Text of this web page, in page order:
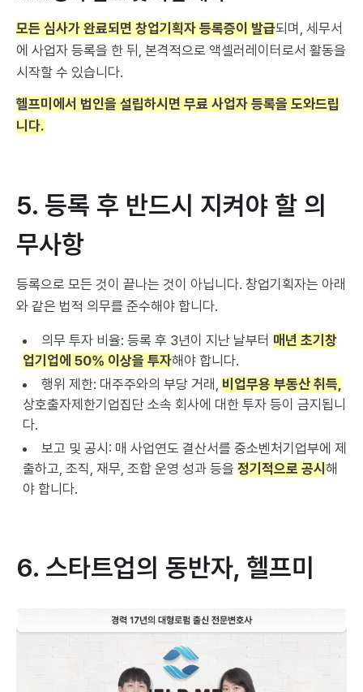
모든 심사가 완료되면 창업기획자 등록증이 발급되며, 세무서
에 사업자 등록을 한 뒤, 본격적으로 액셀러레이터로서 활동을
시작할 수 있습니다.
헬프미에서 법인을 설립하시면 무료 사업자 등록을 도와드립
니다.
5. 등록 후 반드시 지켜야 할 의
무사항
등록으로 모든 것이 끝나는 것이 아닙니다. 창업기획자는 아래
와 같은 법적 의무를 준수해야 합니다.
의무 투자 비율: 등록 후 3년이 지난 날부터 매년 초기창
업기업에 50% 이상을 투자해야 합니다.
행위 제한: 대주주와의 부당 거래, 비업무용 부동산 취득,
상호출자제한기업집단 소속 회사에 대한 투자 등이 금지됩니
다.
보고 및 공시: 매 사업연도 결산서를 중소벤처기업부에 제
출하고, 조직, 재무, 조합 운영 성과 등을 정기적으로 공시 해
야 합니다.
6. 스타트업의 동반자, 헬프미